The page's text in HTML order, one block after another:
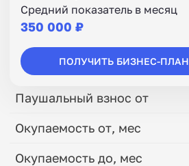
Средний показатель в месяц
350 000 ₽
ПОЛУЧИТЬ БИЗНЕС-ПЛАН
Паушальный взнос от
Окупаемость от, мес
Окупаемость до, мес